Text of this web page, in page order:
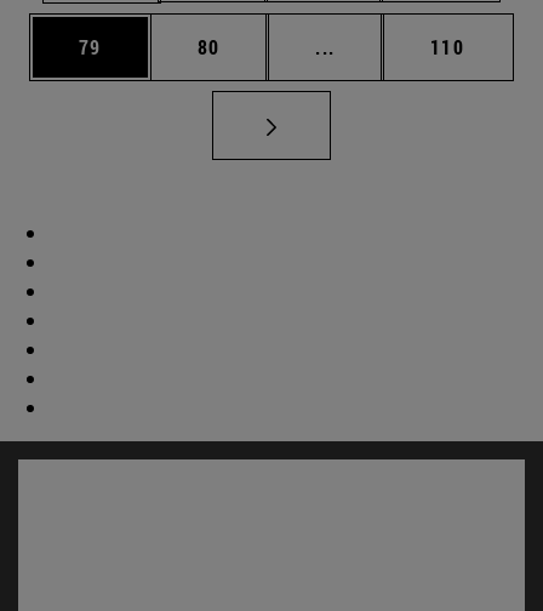
Página
79 Página
80 ... Páginas intermedias
Página
110